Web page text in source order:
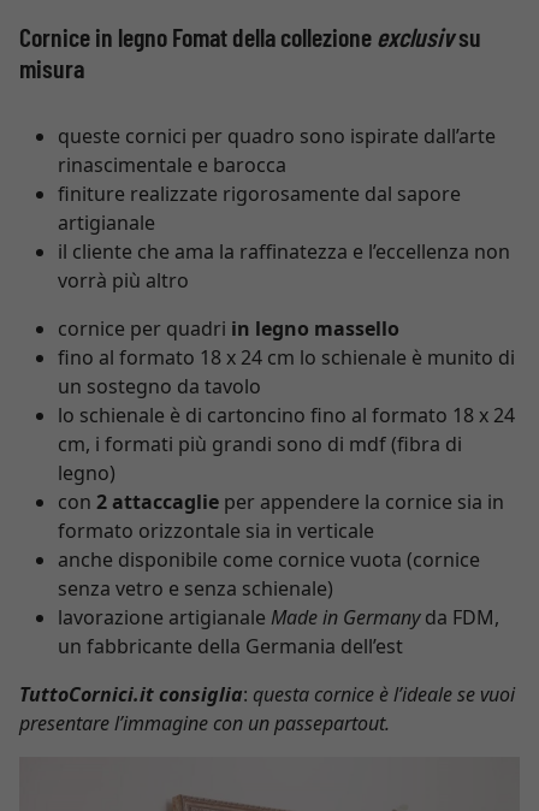
Cornice in legno Fomat della collezioneexclusivsu
misura
queste cornici per quadro sono ispirate dall’arte
rinascimentale e barocca
finiture realizzate rigorosamente dal sapore
artigianale
il cliente che ama la raffinatezza e l’eccellenza non
vorrà più altro
cornice per quadri in legno massello
fino al formato 18 x 24 cm lo schienale è munito di
un sostegno da tavolo
lo schienale è di cartoncino fino al formato 18 x 24
cm, i formati più grandi sono di mdf (fibra di
legno)
con 2 attaccaglie per appendere la cornice sia in
formato orizzontale sia in verticale
anche disponibile come cornice vuota (cornice
senza vetro e senza schienale)
lavorazione artigianale Made in Germanyda FDM,
un fabbricante della Germania dell’est
TuttoCornici.it consiglia: questa cornice è l’ideale se vuoi
presentare l’immagine con un passepartout.